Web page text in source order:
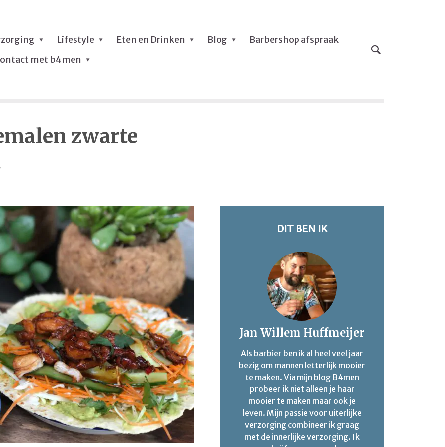
Lifestyle Eten en Drinken Blog
Barbershop afspraak
met b4men
zwarte
DIT BEN IK
Jan Willem Huffmeijer
Als barbier ben ik al heel veel jaar
bezig om mannen letterlijk mooier
te maken. Via mijn blog B4men
probeer ik niet alleen je haar
mooier te maken maar ook je
leven. Mijn passie voor uiterlijke
verzorging combineer ik graag
met de innerlijke verzorging. Ik